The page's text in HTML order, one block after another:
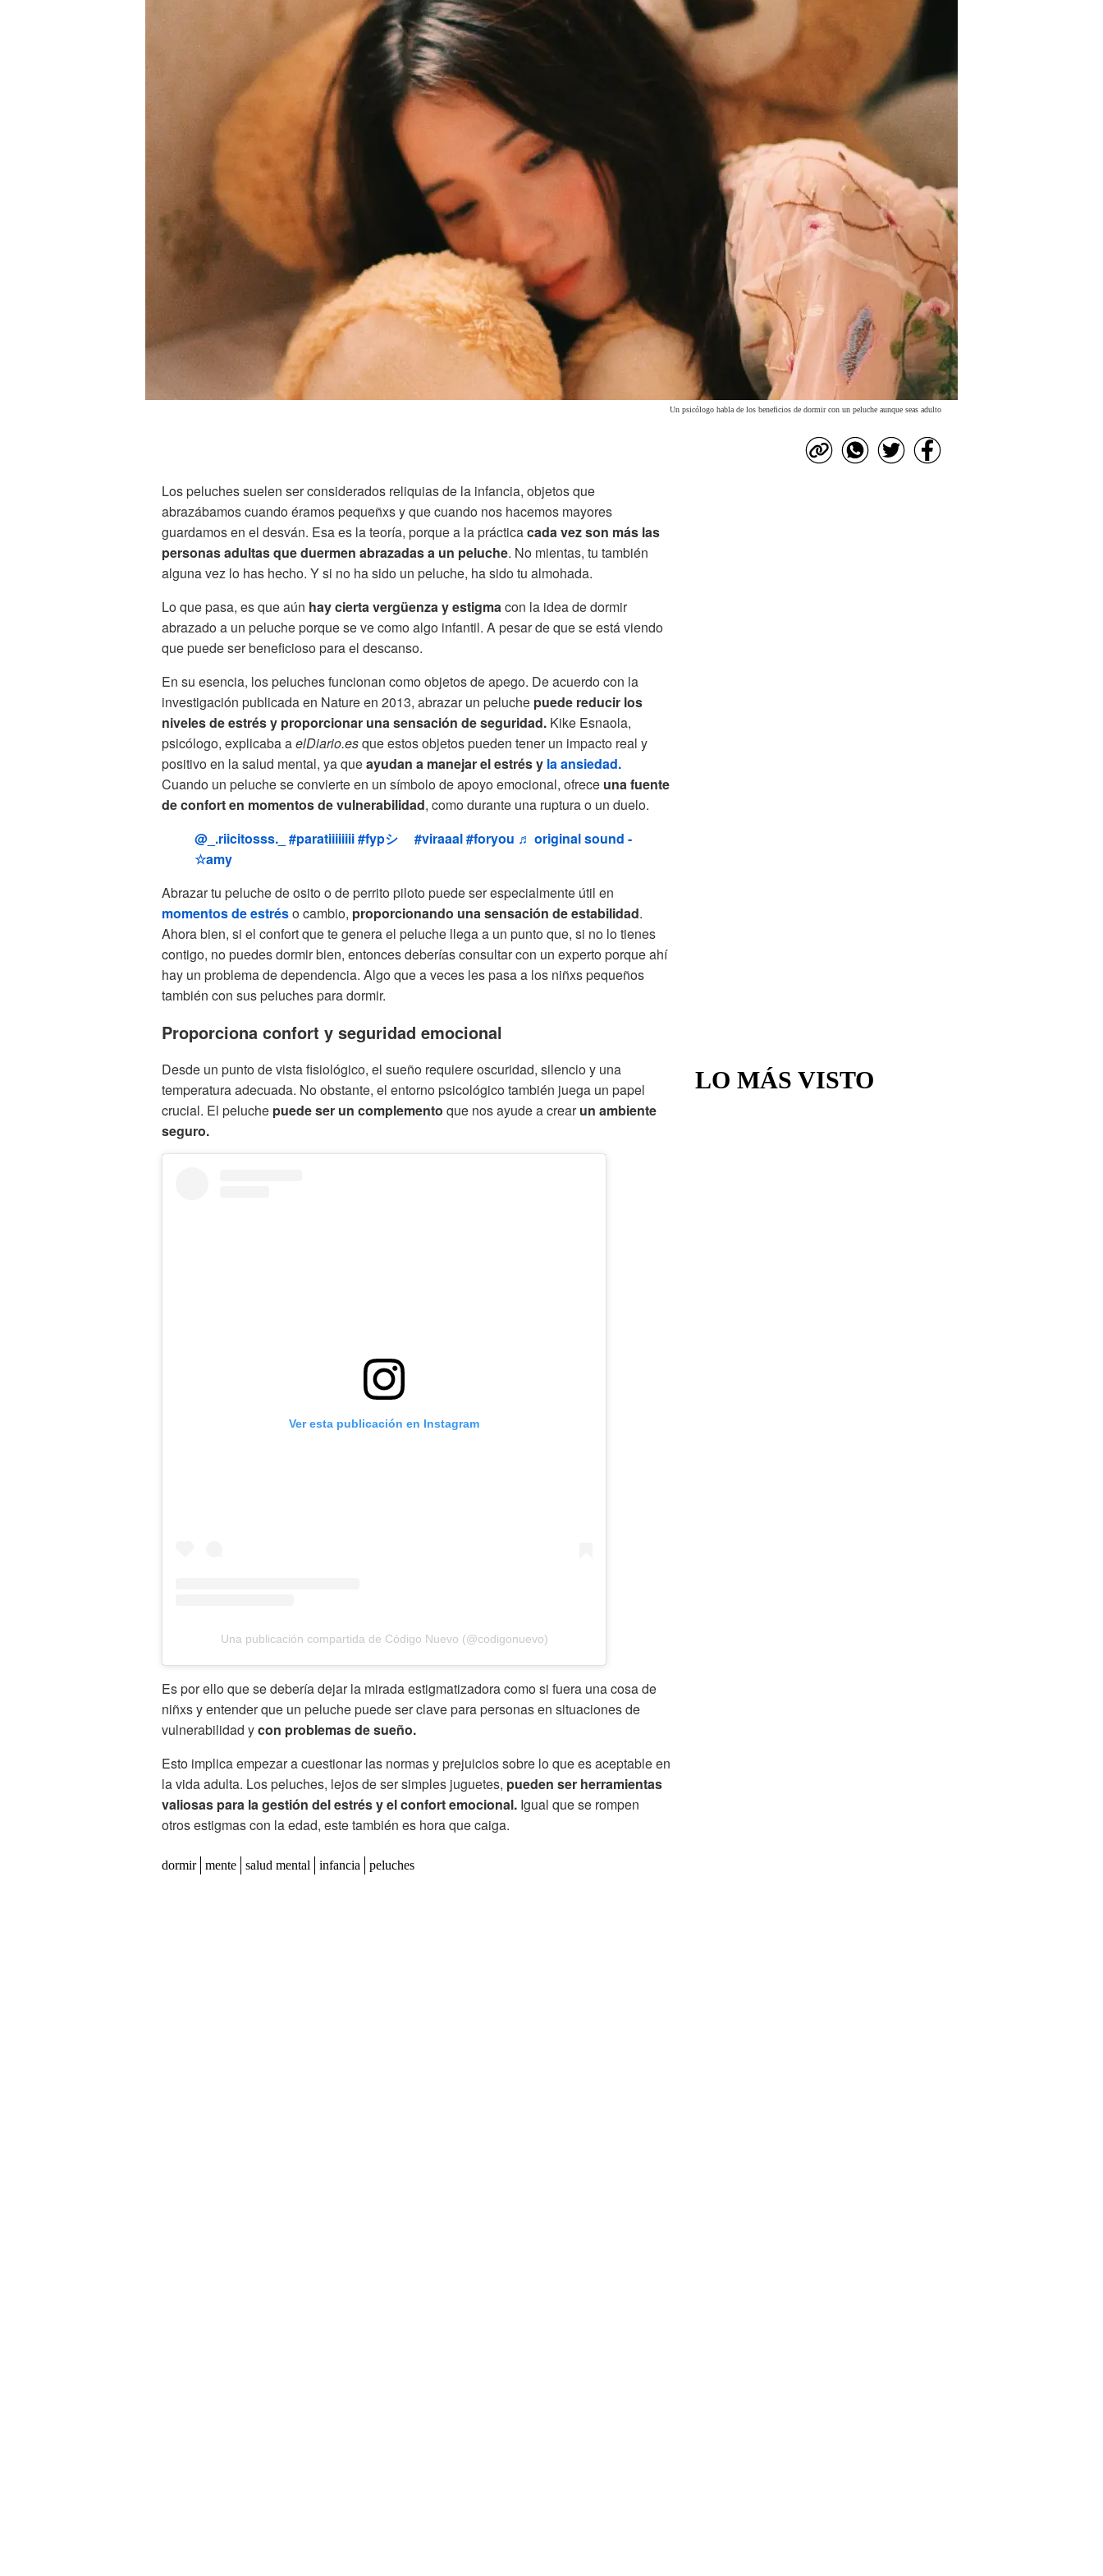
Un psicólogo habla de los beneficios de dormir con un peluche aunque seas adulto
Los peluches suelen ser considerados reliquias de la infancia, objetos que
abrazábamos cuando éramos pequeñxs y que cuando nos hacemos mayores
guardamos en el desván. Esa es la teoría, porque a la prácticacada vez son más las
personas adultas que duermen abrazadas a un peluche. No mientas, tu también
alguna vez lo has hecho. Y si no ha sido un peluche, ha sido tu almohada.
Lo que pasa, es que aún hay cierta vergüenza y estigmacon la idea de dormir
abrazado a un peluche porque se ve como algo infantil. A pesar de que se está viendo
que puede ser beneficioso para el descanso.
En su esencia, los peluches funcionan como objetos de apego. De acuerdo con la
investigación publicada en Nature en 2013, abrazar un peluche puede reducir los
niveles de estrés y proporcionar una sensación de seguridad. Kike Esnaola,
psicólogo, explicaba aelDiario.esque estos objetos pueden tener un impacto real y
positivo en la salud mental, ya queayudan a manejar el estrés y la ansiedad.
Cuando un peluche se convierte en un símbolo de apoyo emocional, ofrece una fuente
de confort en momentos de vulnerabilidad, como durante una ruptura o un duelo.
@_.riicitosss._ #paratiiiiiiii#fypシ゚ #viraaal#foryou ♬ original sound -
☆amy
Abrazar tu peluche de osito o de perrito piloto puede ser especialmente útil en
momentos de estréso cambio, proporcionando una sensación de estabilidad.
Ahora bien, si el confort que te genera el peluche llega a un punto que, si no lo tienes
contigo, no puedes dormir bien, entonces deberías consultar con un experto porque ahí
hay un problema de dependencia. Algo que a veces les pasa a los niñxs pequeños
también con sus peluches para dormir.
Proporciona confort y seguridad emocional
Desde un punto de vista fisiológico, el sueño requiere oscuridad, silencio y una
temperatura adecuada. No obstante, el entorno psicológico también juega un papel
crucial. El peluche puede ser un complemento que nos ayude a crearun ambiente
seguro.
Ver esta publicación en Instagram
Una publicación compartida de Código Nuevo (@codigonuevo)
Es por ello que se debería dejar la mirada estigmatizadora como si fuera una cosa de
niñxs y entender que un peluche puede ser clave para personas en situaciones de
vulnerabilidad ycon problemas de sueño.
Esto implica empezar a cuestionar las normas y prejuicios sobre lo que es aceptable en
la vida adulta. Los peluches, lejos de ser simples juguetes, pueden ser herramientas
valiosas para la gestión del estrés y el confort emocional. Igual que se rompen
otros estigmas con la edad, este también es hora que caiga.
dormir mente salud mental infancia peluches
LO MÁS VISTO